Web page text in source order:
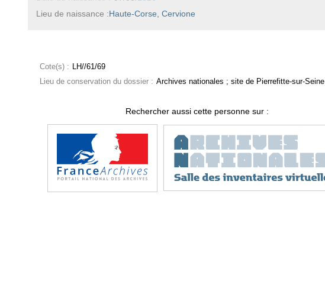
Lieu de naissance :Haute-Corse, Cervione
Cote(s) : LH//61/69
Lieu de conservation du dossier : Archives nationales ; site de Pierrefitte-sur-Seine
Rechercher aussi cette personne sur :